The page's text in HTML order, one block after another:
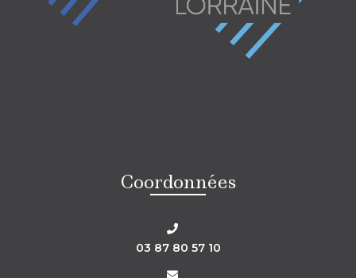
Coordonnées
03 87 80 57 10